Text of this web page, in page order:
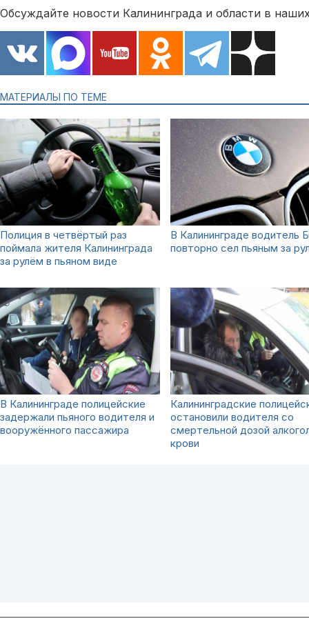
Обсуждайте новости Калининграда и области в
МАТЕРИАЛЫ ПО ТЕМЕ
Полиция в четвёртый раз
поймала жителя Калининграда
за рулём в пьяном виде
В Калининграде водитель
повторно сел пьяным за
В Калининграде полицейские
задержали пьяного водителя и
вооружённого пассажира
Калининградские
остановили водителя со
смертельной дозой
крови